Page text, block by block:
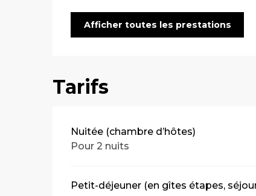
Afficher toutes les prestations
Tarifs
Tarifs 2026
Nuitée (chambre d’hôtes)
Pour 2 nuits
Petit-déjeuner (en gîtes étapes,